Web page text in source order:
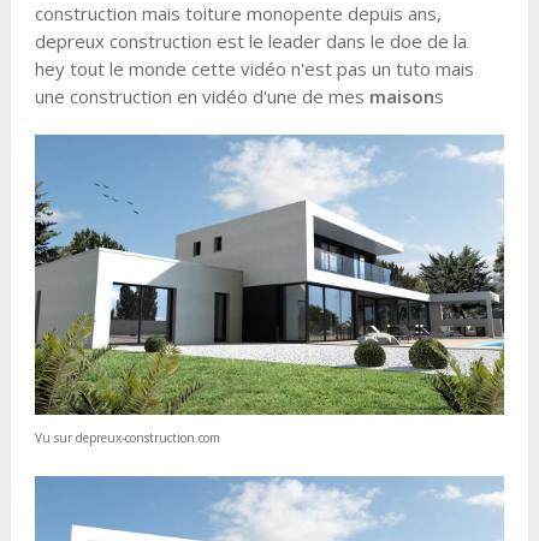
construction mais toiture monopente depuis ans,
depreux construction est le leader dans le doe de la
hey tout le monde cette vidéo n'est pas un tuto mais
une construction en vidéo d'une de mes maisons
Vu sur depreux-construction.com